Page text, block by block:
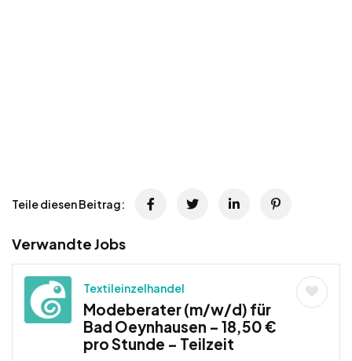
Teile diesen Beitrag:
Verwandte Jobs
Textileinzelhandel
Modeberater (m/w/d) für
Bad Oeynhausen – 18,50 €
pro Stunde – Teilzeit